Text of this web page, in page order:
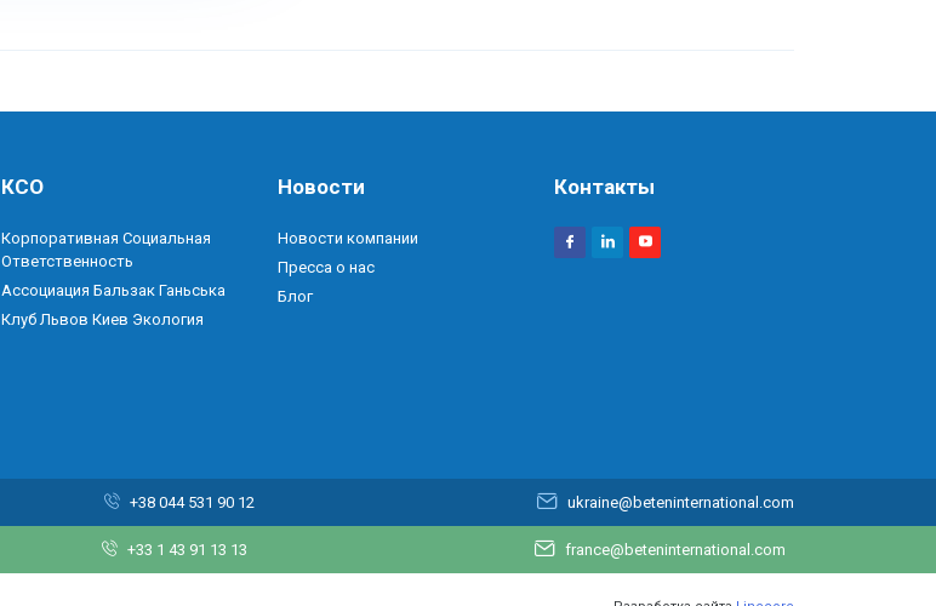
КСО
Корпоративная Социальная
Ответственность
Ассоциация Бальзак Ганьська
Клуб Львов Киев Экология
Новости
Новости компании
Пресса о нас
Блог
Контакты
+38 044 531 90 12 ukraine@beteninternational.com
+33 1 43 91 13 13 france@beteninternational.com